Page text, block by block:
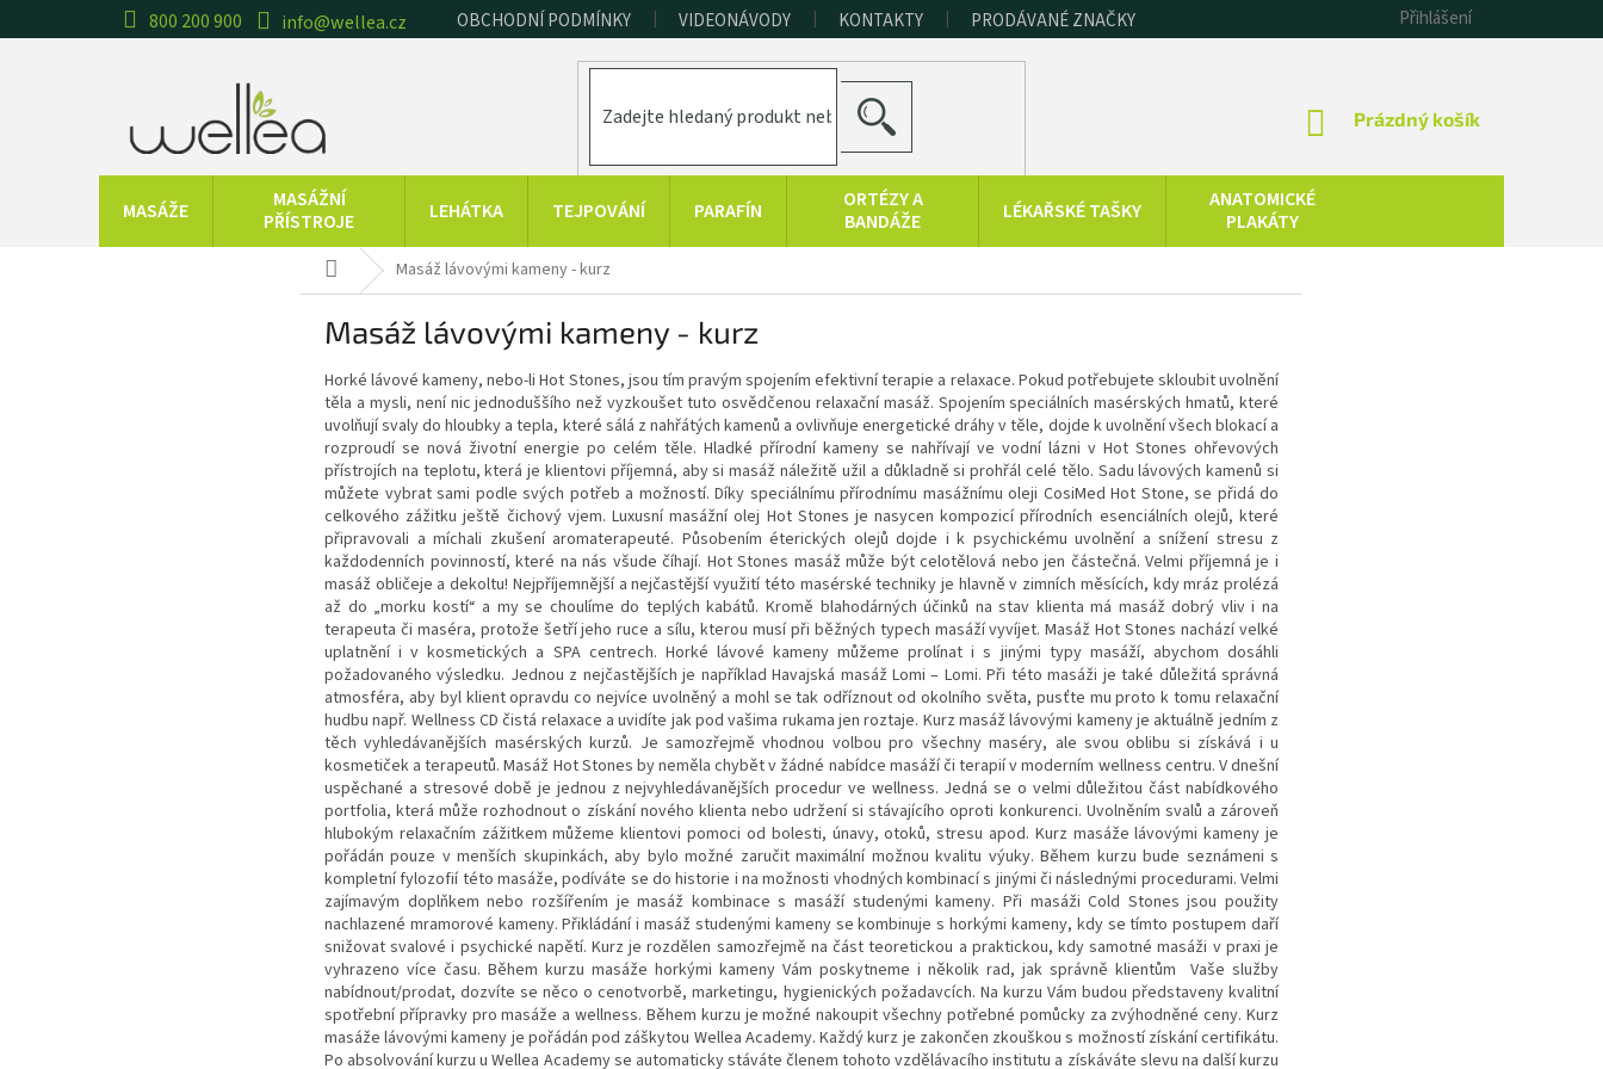
na
800 200 900 info@wellea.cz OBCHODNÍ PODMÍNKY VIDEONÁVODY KONTAKTY PRODÁVANÉ ZNAČKY Přihlášení
HLEDAT
NÁKUPNÍ
Prázdný košík
MASÁŽE
MASÁŽNÍ
PŘÍSTROJE
LEHÁTKA TEJPOVÁNÍ PARAFÍN
ORTÉZY A
BANDÁŽE
LÉKAŘSKÉ TAŠKY
ANATOMICKÉ
PLAKÁTY
CVIČEBNÍ
POMŮCKY
TERAPEUTICKÉ
POMŮCKY
FITNESS
VÝROBKY
TERAPIE
ESENCIÁLNÍ
HYGIENA A
KONOPNÉ
ZLATO, ZINEK
Domů Masáž lávovými kameny - kurz
Masáž lávovými kameny - kurz
Horké lávové kameny, nebo-li Hot Stones, jsou tím pravým spojením efektivní terapie a relaxace. Pokud potřebujete skloubit uvolnění
těla a mysli, není nic jednoduššího než vyzkoušet tuto osvědčenou relaxační masáž. Spojením speciálních masérských hmatů, které
uvolňují svaly do hloubky a tepla, které sálá z nahřátých kamenů a ovlivňuje energetické dráhy v těle, dojde k uvolnění všech blokací a
rozproudí se nová životní energie po celém těle. Hladké přírodní kameny se nahřívají ve vodní lázni v Hot Stones ohřevových
přístrojích na teplotu, která je klientovi příjemná, aby si masáž náležitě užil a důkladně si prohřál celé tělo. Sadu lávových kamenů si
můžete vybrat sami podle svých potřeb a možností. Díky speciálnímu přírodnímu masážnímu oleji CosiMed Hot Stone, se přidá do
celkového zážitku ještě čichový vjem. Luxusní masážní olej Hot Stones je nasycen kompozicí přírodních esenciálních olejů, které
připravovali a míchali zkušení aromaterapeuté. Působením éterických olejů dojde i k psychickému uvolnění a snížení stresu z
každodenních povinností, které na nás všude číhají. Hot Stones masáž může být celotělová nebo jen částečná. Velmi příjemná je i
masáž obličeje a dekoltu! Nejpříjemnější a nejčastější využití této masérské techniky je hlavně v zimních měsících, kdy mráz prolézá
až do „morku kostí“ a my se choulíme do teplých kabátů. Kromě blahodárných účinků na stav klienta má masáž dobrý vliv i na
terapeuta či maséra, protože šetří jeho ruce a sílu, kterou musí při běžných typech masáží vyvíjet. Masáž Hot Stones nachází velké
uplatnění i v kosmetických a SPA centrech. Horké lávové kameny můžeme prolínat i s jinými typy masáží, abychom dosáhli
požadovaného výsledku. Jednou z nejčastějších je například Havajská masáž Lomi – Lomi. Při této masáži je také důležitá správná
atmosféra, aby byl klient opravdu co nejvíce uvolněný a mohl se tak odříznout od okolního světa, pusťte mu proto k tomu relaxační
hudbu např. Wellness CD čistá relaxace a uvidíte jak pod vašima rukama jen roztaje. Kurz masáž lávovými kameny je aktuálně jedním z
těch vyhledávanějších masérských kurzů. Je samozřejmě vhodnou volbou pro všechny maséry, ale svou oblibu si získává i u
kosmetiček a terapeutů. Masáž Hot Stones by neměla chybět v žádné nabídce masáží či terapií v moderním wellness centru. V dnešní
uspěchané a stresové době je jednou z nejvyhledávanějších procedur ve wellness. Jedná se o velmi důležitou část nabídkového
portfolia, která může rozhodnout o získání nového klienta nebo udržení si stávajícího oproti konkurenci. Uvolněním svalů a zároveň
hlubokým relaxačním zážitkem můžeme klientovi pomoci od bolesti, únavy, otoků, stresu apod. Kurz masáže lávovými kameny je
pořádán pouze v menších skupinkách, aby bylo možné zaručit maximální možnou kvalitu výuky. Během kurzu bude seznámeni s
kompletní fylozofií této masáže, podíváte se do historie i na možnosti vhodných kombinací s jinými či následnými procedurami. Velmi
zajímavým doplňkem nebo rozšířením je masáž kombinace s masáží studenými kameny. Při masáži Cold Stones jsou použity
nachlazené mramorové kameny. Přikládání i masáž studenými kameny se kombinuje s horkými kameny, kdy se tímto postupem daří
snižovat svalové i psychické napětí. Kurz je rozdělen samozřejmě na část teoretickou a praktickou, kdy samotné masáži v praxi je
vyhrazeno více času. Během kurzu masáže horkými kameny Vám poskytneme i několik rad, jak správně klientům Vaše služby
nabídnout/prodat, dozvíte se něco o cenotvorbě, marketingu, hygienických požadavcích. Na kurzu Vám budou představeny kvalitní
spotřební přípravky pro masáže a wellness. Během kurzu je možné nakoupit všechny potřebné pomůcky za zvýhodněné ceny. Kurz
masáže lávovými kameny je pořádán pod záškytou Wellea Academy. Každý kurz je zakončen zkouškou s možností získání certifikátu.
Po absolvování kurzu u Wellea Academy se automaticky stáváte členem tohoto vzdělávacího institutu a získáváte slevu na další kurzu